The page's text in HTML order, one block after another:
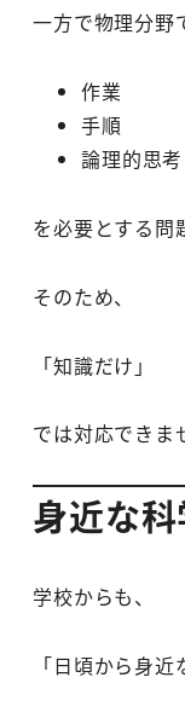
一方で物理分野
作業
手順
論理的思考
を必要とする問
そのため、
「知識だけ」
では対応できま
身近な
学校からも、
「日頃から身